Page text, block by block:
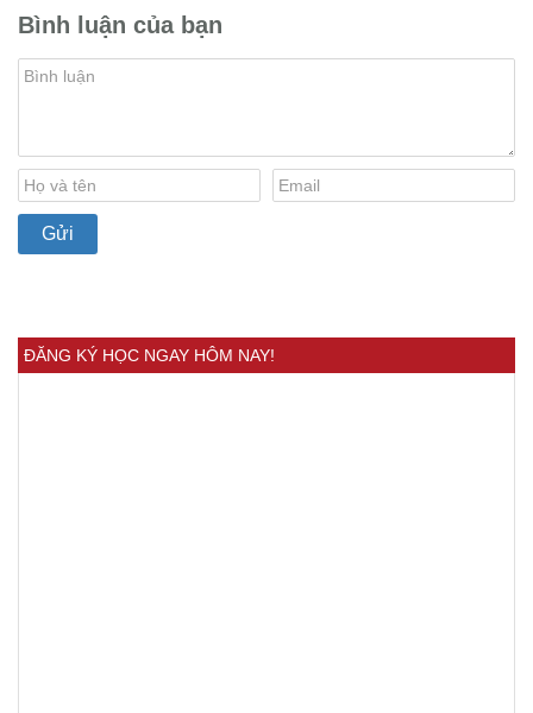
Bình luận của bạn
ĐĂNG KÝ HỌC NGAY HÔM NAY!